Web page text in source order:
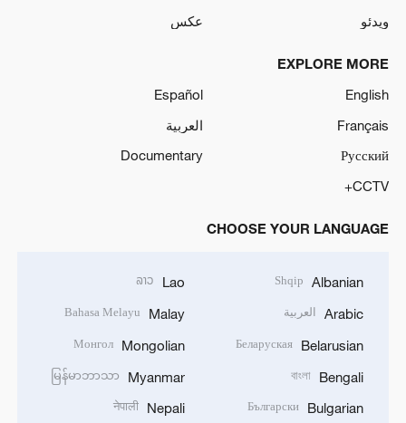
ویدئو
عکس
EXPLORE MORE
English
Español
Français
العربية
Русский
Documentary
CCTV+
CHOOSE YOUR LANGUAGE
Albanian
Shqip
Arabic العربية
Belarusian
Беларуская
Bengali
বাংলা
Bulgarian
Български
Lao
ລາວ
Malay
Bahasa Melayu
Mongolian
Монгол
Myanmar
မြန်မာဘာသာ
Nepali
नेपाली